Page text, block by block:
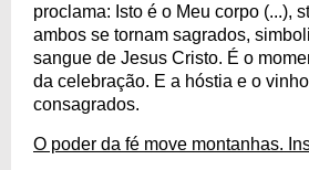
proclama: Isto é o Meu corpo (...),
ambos se tornam sagrados,
sangue de Jesus Cristo. É o
da celebração. E a hóstia e o
consagrados.
O poder da fé move montanhas.